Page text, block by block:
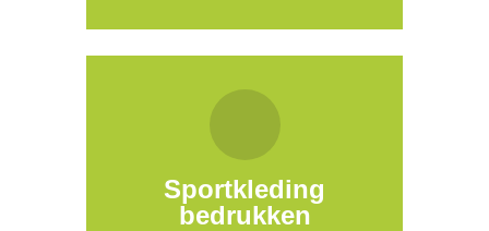
Sportkleding
bedrukken